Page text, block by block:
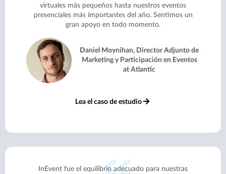
virtuales más pequeños hasta nuestros eventos
presenciales más importantes del año. Sentimos un
gran apoyo en todo momento.
Daniel Moynihan, Director Adjunto de
Marketing y Participación en Eventos
at Atlantic
Lea el caso de estudio
InEvent fue el equilibrio adecuado para nuestras